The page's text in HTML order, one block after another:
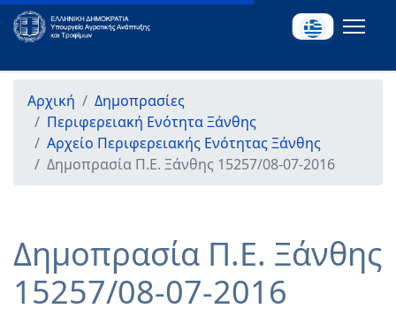
Αρχική
Δημοπρασίες
Περιφερειακή Ενότητα Ξάνθης
Αρχείο Περιφερειακής Ενότητας Ξάνθης
Δημοπρασία Π.Ε. Ξάνθης 15257/08-07-2016
Δημοπρασία Π.Ε. Ξάνθης
15257/08-07-2016